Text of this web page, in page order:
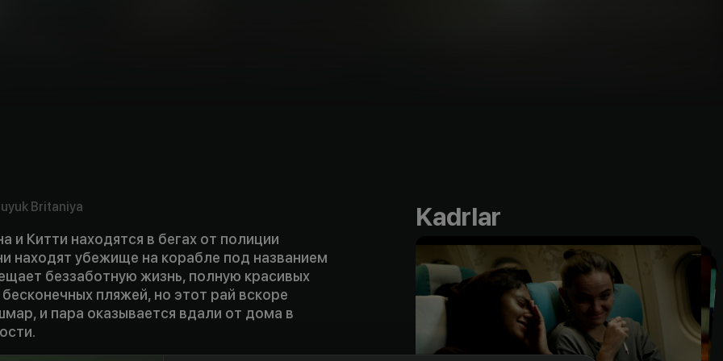
Britaniya
и Китти находятся в бегах от полиции
находят убежище на корабле под названием
беззаботную жизнь, полную красивых
пляжей, но этот рай вскоре
и пара оказывается вдали от дома в
Kadrlar